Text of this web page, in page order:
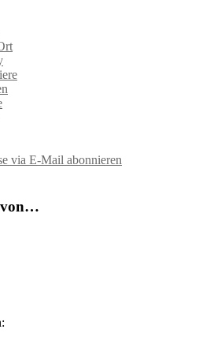
via E-Mail abonnieren
von…